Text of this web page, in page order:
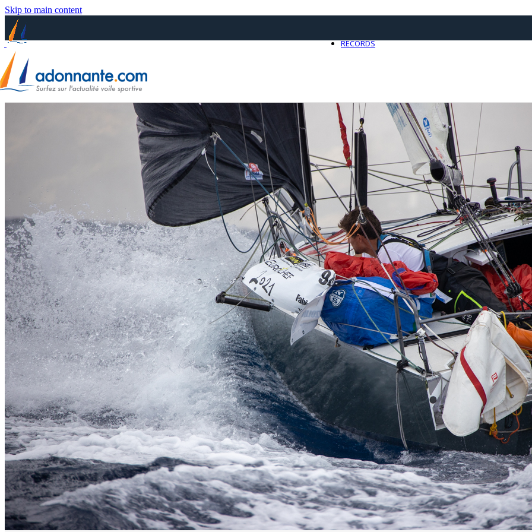
Skip to main content
0
RECORDS
05
Classe Ultim 32/23
Records, Trophée Jules Verne
Un nouveau Maxi Edmond de
Source
Gitana Team
8 mai 2025